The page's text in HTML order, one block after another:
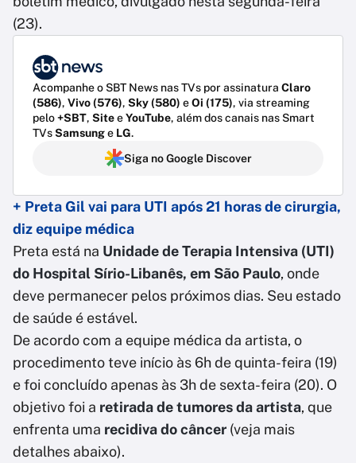
(23).
Acompanhe o SBT News nas TVs por assinatura Claro
(586), Vivo (576), Sky (580) eOi (175), via streaming
pelo+SBT, SiteeYouTube, além dos canais nas Smart
TVsSamsunge LG.
Siga no Google Discover
+ Preta Gil vai para UTI após 21 horas de cirurgia,
diz equipe médica
Preta está na Unidade de Terapia Intensiva (UTI)
do Hospital Sírio-Libanês, em São Paulo, onde
deve permanecer pelos próximos dias. Seu estado
de saúde é estável.
De acordo com a equipe médica da artista, o
procedimento teve início às 6h de quinta-feira (19)
e foi concluído apenas às 3h de sexta-feira (20). O
objetivo foi a retirada de tumores da artista, que
enfrenta uma recidiva do câncer (veja mais
detalhes abaixo).